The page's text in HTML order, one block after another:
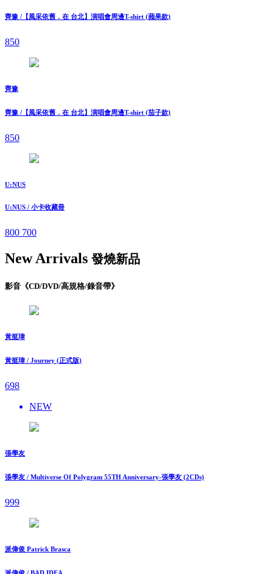
齊豫 /【風采依舊．在 台北】演唱會周邊T-shirt (蘋果款)
850
齊豫
齊豫 /【風采依舊．在 台北】演唱會周邊T-shirt (茄子款)
850
U:NUS
U:NUS / 小卡收藏冊
800 700
New Arrivals 發燒新品
影音《CD/DVD/高規格/錄音帶》
黃挺瑋
黃挺瑋 / Journey (正式版)
698
NEW
張學友
張學友 / Multiverse Of Polygram 55TH Anniversary-張學友 (2CDs)
999
派偉俊 Patrick Brasca